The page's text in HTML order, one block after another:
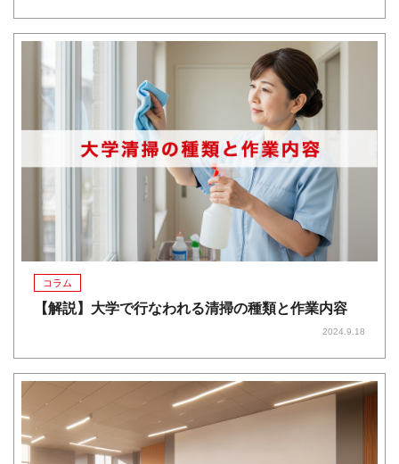
コラム
【解説】大学で行なわれる清掃の種類と作業内容
2024.9.18